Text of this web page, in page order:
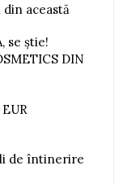
această
se știe!
DIN
de întinerire